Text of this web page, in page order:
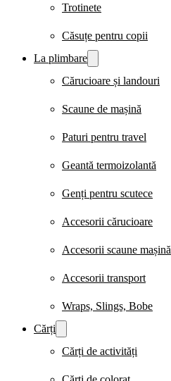
Trotinete
Căsuțe pentru copii
La plimbare
Cărucioare și landouri
Scaune de mașină
Paturi pentru travel
Geantă termoizolantă
Genți pentru scutece
Accesorii cărucioare
Accesorii scaune mașină
Accesorii transport
Wraps, Slings, Bobe
Cărți
Cărți de activități